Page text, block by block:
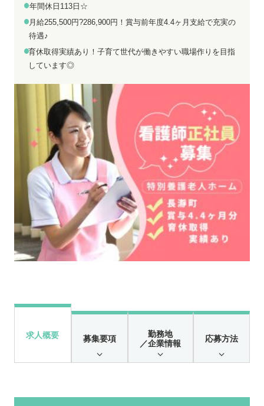
年間休日113日☆
月給255,500円?286,900円！賞与前年度4.4ヶ月支給で充実の
待遇♪
育休取得実績あり！子育て世代が働きやすい職場作りを目指
しています◎
求人概要 募集要項
勤務地
／企業情報
応募方法